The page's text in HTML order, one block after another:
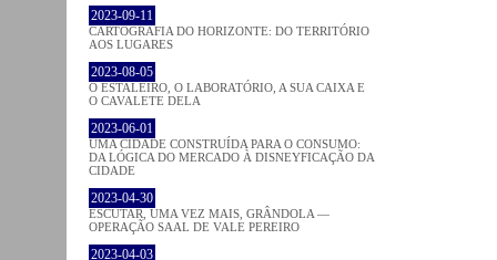
2023-09-11
CARTOGRAFIA DO HORIZONTE: DO TERRITÓRIO
AOS LUGARES
2023-08-05
O ESTALEIRO, O LABORATÓRIO, A SUA CAIXA E
O CAVALETE DELA
2023-06-01
UMA CIDADE CONSTRUÍDA PARA O CONSUMO:
DA LÓGICA DO MERCADO À DISNEYFICAÇÃO DA
CIDADE
2023-04-30
ESCUTAR, UMA VEZ MAIS, GRÂNDOLA —
OPERAÇÃO SAAL DE VALE PEREIRO
2023-04-03